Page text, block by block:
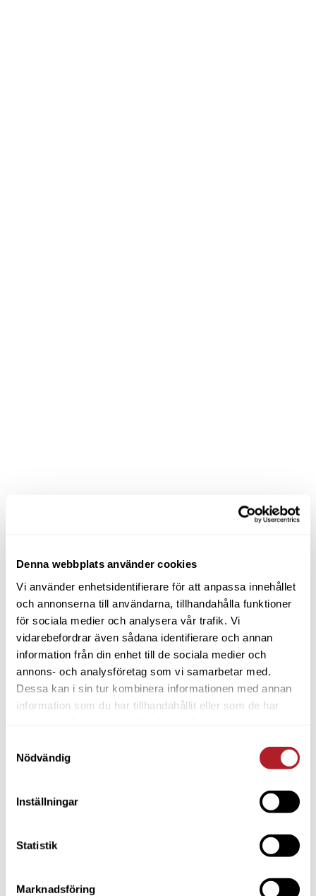
Denna webbplats använder cookies
Vi använder enhetsidentifierare för att anpassa innehållet
och annonserna till användarna, tillhandahålla funktioner
för sociala medier och analysera vår trafik. Vi
vidarebefordrar även sådana identifierare och annan
information från din enhet till de sociala medier och
annons- och analysföretag som vi samarbetar med.
Dessa kan i sin tur kombinera informationen med annan
information som du har tillhandahållit eller som de har
Nödvändig
Inställningar
Statistik
Marknadsföring